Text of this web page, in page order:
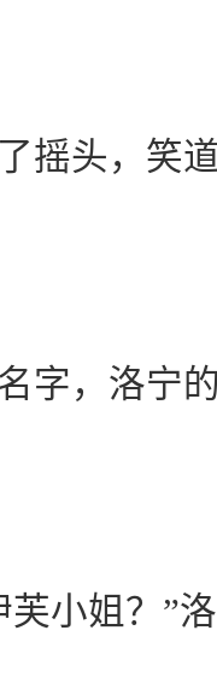
头，笑道
，洛宁的
小姐？”洛